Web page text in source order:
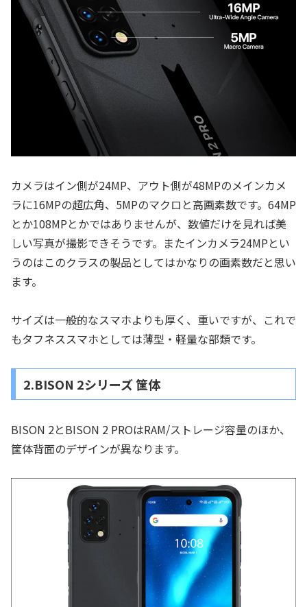
カメラはイン側が24MP、アウト側が48MPのメインカメ
ラに16MPの超広角、5MPのマクロと高画素数です。64MP
とか108MPとかではありませんが、数値だけを見れば美
しい写真が撮影できそうです。またインカメラ24MPとい
うのはこのクラスの製品としてはかなりの画素数だと思い
ます。
サイズは一般的なスマホよりも厚く、重いですが、これで
もタフネススマホとしては薄型・軽量な部類です。
2.BISON 2シリーズ 筐体
BISON 2とBISON 2 PROはRAM/ストレージ容量のほか、
筐体背面のデザインが異なります。